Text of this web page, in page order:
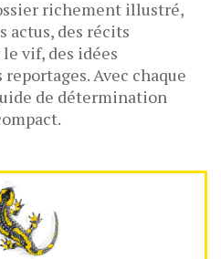
richement illustré,
actus, des récits
le vif, des idées
reportages. Avec chaque
de détermination